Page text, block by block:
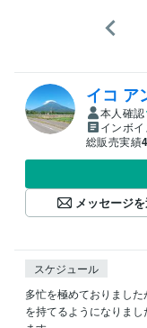
イコ ア
本人確認
インボ
総販売実績
メッセージ
スケジュール
多忙を極めておりまし
を持てるようになりま